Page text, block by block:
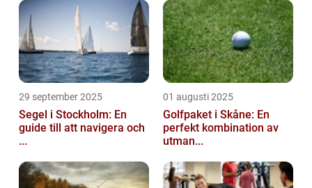
29 september 2025
Segel i Stockholm: En
guide till att navigera och
...
01 augusti 2025
Golfpaket i Skåne: En
perfekt kombination av
utman...